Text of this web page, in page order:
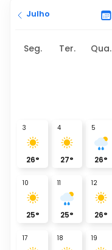
Julho
Seg. Ter. Qua.
3
26°
4
27°
5
26°
10
25°
11
25°
12
26°
17 18 19